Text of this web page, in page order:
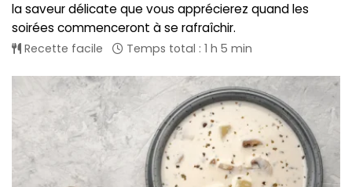
la saveur délicate que vous apprécierez quand les
soirées commenceront à se rafraîchir.
Recette facile Temps total : 1 h 5 min